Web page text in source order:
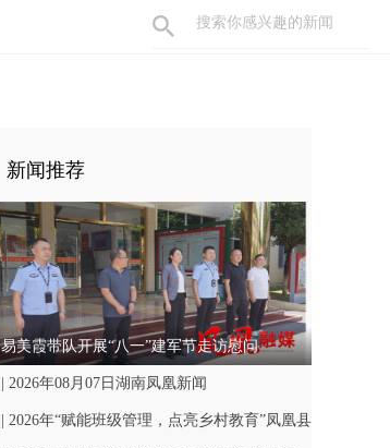
新闻推荐
易美霞带队开展“八一”建军节走访慰问
| 2026年08月07日湖南凤凰新闻
| 2026年“赋能班级管理，点亮乡村教育”凤凰县